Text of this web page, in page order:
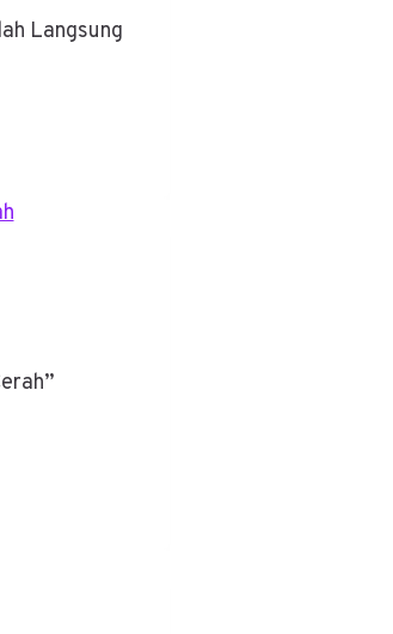
Langsung